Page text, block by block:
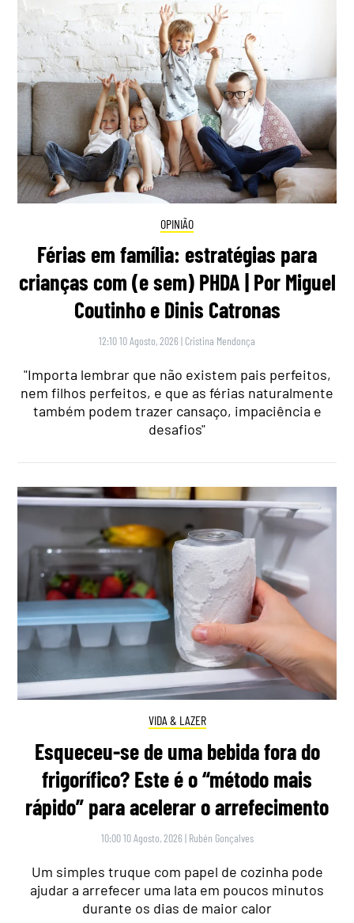
OPINIÃO
Férias em família: estratégias para
crianças com (e sem) PHDA | Por Miguel
Coutinho e Dinis Catronas
12:10 10 Agosto, 2026 | Cristina Mendonça
"Importa lembrar que não existem pais perfeitos,
nem filhos perfeitos, e que as férias naturalmente
também podem trazer cansaço, impaciência e
desafios"
VIDA & LAZER
Esqueceu-se de uma bebida fora do
frigorífico? Este é o “método mais
rápido” para acelerar o arrefecimento
10:00 10 Agosto, 2026 | Rubén Gonçalves
Um simples truque com papel de cozinha pode
ajudar a arrefecer uma lata em poucos minutos
durante os dias de maior calor